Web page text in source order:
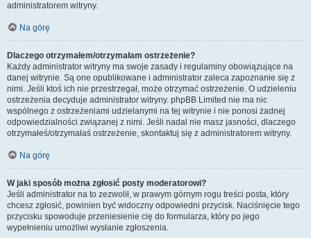
administratorem witryny.
Na górę
Dlaczego otrzymałem/otrzymałam ostrzeżenie?
Każdy administrator witryny ma swoje zasady i regulaminy obowiązujące na
danej witrynie. Są one opublikowane i administrator zaleca zapoznanie się z
nimi. Jeśli ktoś ich nie przestrzegał, może otrzymać ostrzeżenie. O udzieleniu
ostrzeżenia decyduje administrator witryny. phpBB Limited nie ma nic
wspólnego z ostrzeżeniami udzielanymi na tej witrynie i nie ponosi żadnej
odpowiedzialności związanej z nimi. Jeśli nadal nie masz jasności, dlaczego
otrzymałeś/otrzymałaś ostrzeżenie, skontaktuj się z administratorem witryny.
Na górę
W jaki sposób można zgłosić posty moderatorowi?
Jeśli administrator na to zezwolił, w prawym górnym rogu treści posta, który
chcesz zgłosić, powinien być widoczny odpowiedni przycisk. Naciśnięcie tego
przycisku spowoduje przeniesienie cię do formularza, który po jego
wypełnieniu umożliwi wysłanie zgłoszenia.